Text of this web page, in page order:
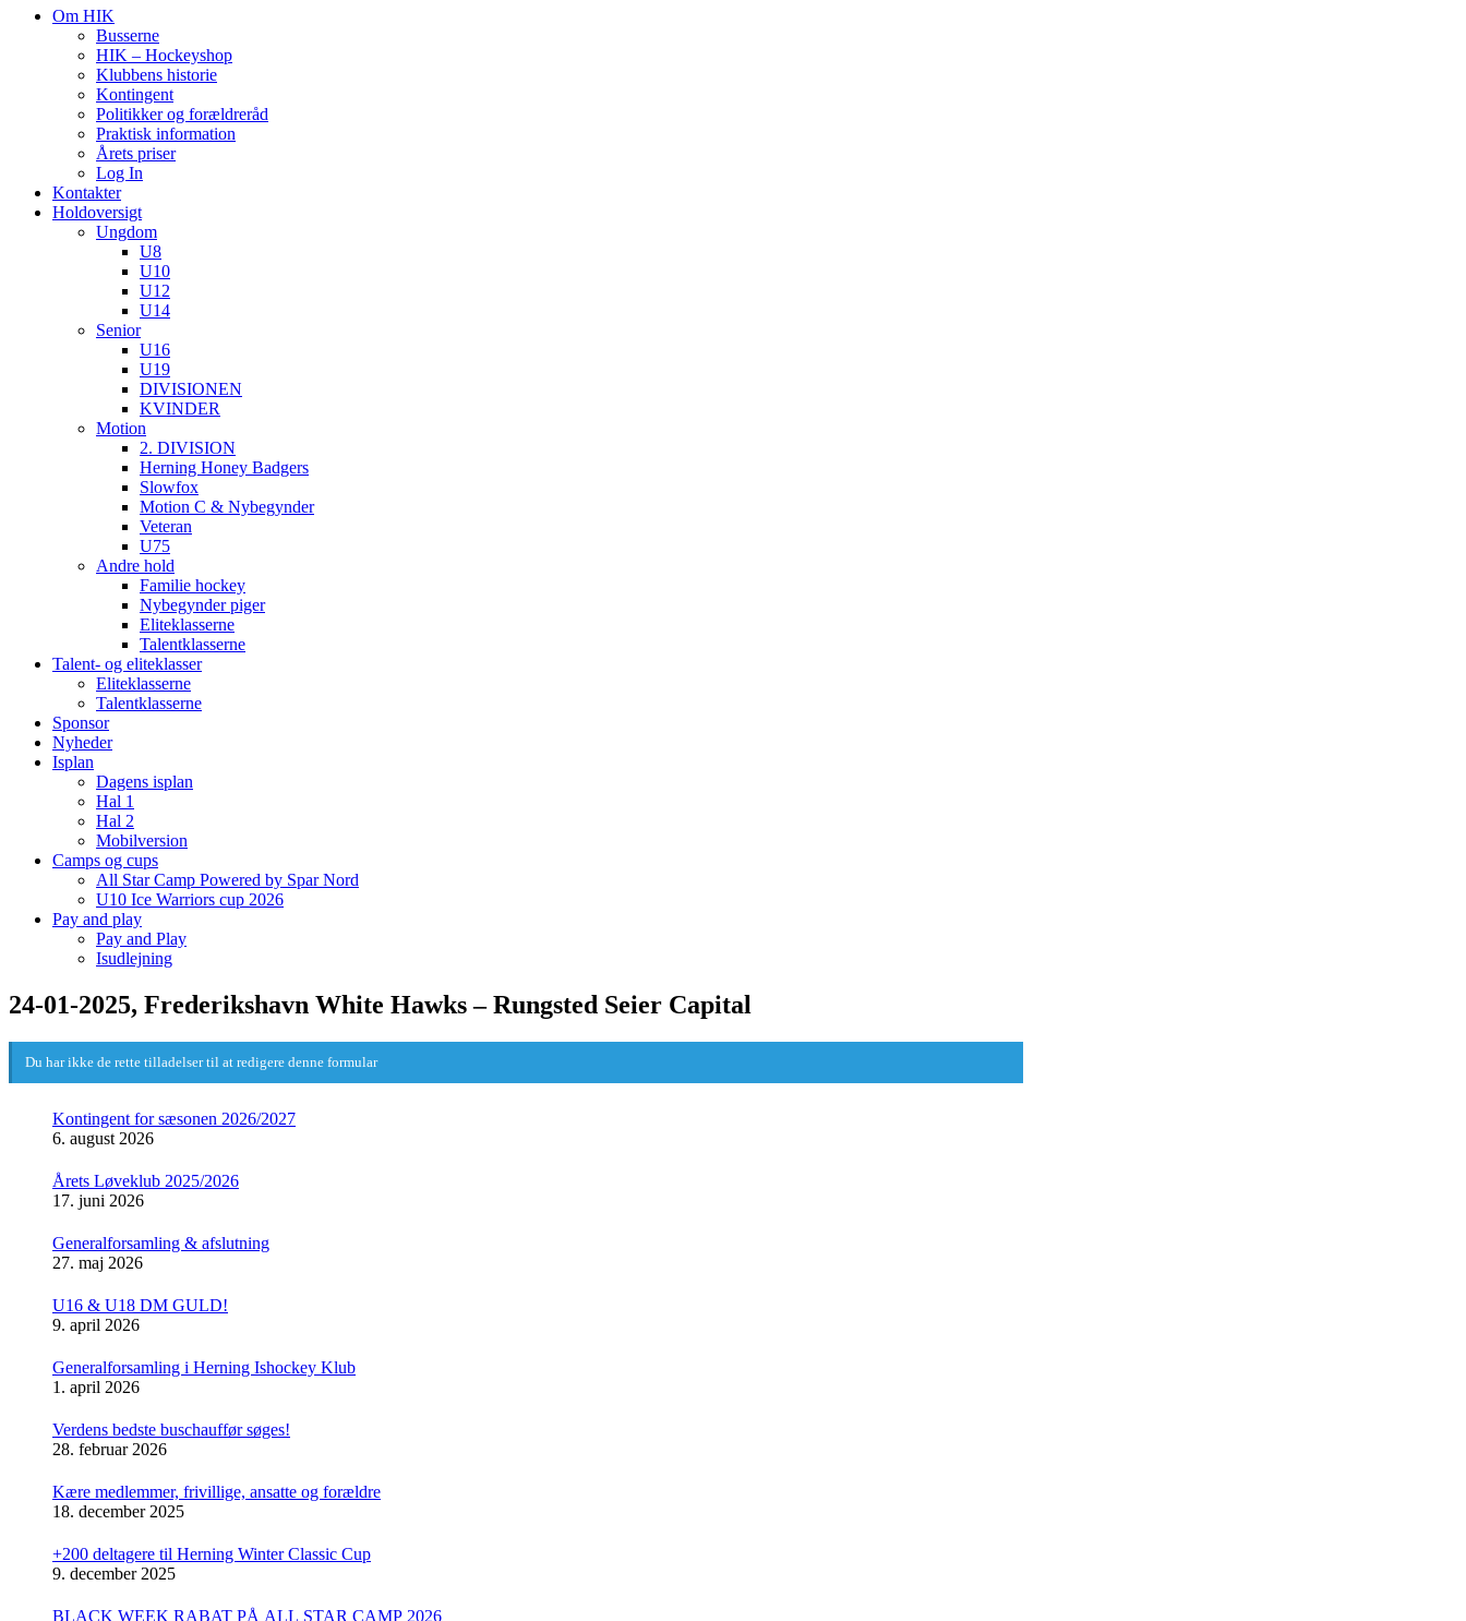
Om HIK
Busserne
HIK – Hockeyshop
Klubbens historie
Kontingent
Politikker og forældreråd
Praktisk information
Årets priser
Log In
Kontakter
Holdoversigt
Ungdom
U8
U10
U12
U14
Senior
U16
U19
DIVISIONEN
KVINDER
Motion
2. DIVISION
Herning Honey Badgers
Slowfox
Motion C & Nybegynder
Veteran
U75
Andre hold
Familie hockey
Nybegynder piger
Eliteklasserne
Talentklasserne
Talent- og eliteklasser
Eliteklasserne
Talentklasserne
Sponsor
Nyheder
Isplan
Dagens isplan
Hal 1
Hal 2
Mobilversion
Camps og cups
All Star Camp Powered by Spar Nord
U10 Ice Warriors cup 2026
Pay and play
Pay and Play
Isudlejning
24-01-2025, Frederikshavn White Hawks – Rungsted Seier Capital
Du har ikke de rette tilladelser til at redigere denne formular
Kontingent for sæsonen 2026/2027
6. august 2026
Årets Løveklub 2025/2026
17. juni 2026
Generalforsamling & afslutning
27. maj 2026
U16 & U18 DM GULD!
9. april 2026
Generalforsamling i Herning Ishockey Klub
1. april 2026
Verdens bedste buschauffør søges!
28. februar 2026
Kære medlemmer, frivillige, ansatte og forældre
18. december 2025
+200 deltagere til Herning Winter Classic Cup
9. december 2025
BLACK WEEK RABAT PÅ ALL STAR CAMP 2026